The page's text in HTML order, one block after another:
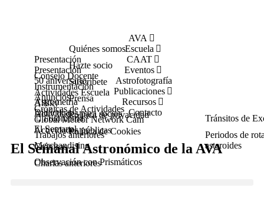
AVA
Quiénes somos
Hazte socio
Suscríbete
Prensa
Política de privacidad
Política de Cookies
Escuela
Presentación
Consejo Docente
Actividades Escuela
Crónicas de Actividades
CAAT
Presentación
Instrumentación
Allsky
Global Meteor Network Cam
Eventos
50 aniversario
Anuncios
Actividades para socios
Actividades públicas
Crónicas
Charlas anteriores
Astrofotografía
Publicaciones
Astrometría
Fotometría
Tránsitos de
Periodos de
asteroides
Trabajos anteriores
Recursos
Didáctica
El Semanal
Merchandising
Observación con Prismáticos
Contacto
El Semanal Astronómico de la AVA